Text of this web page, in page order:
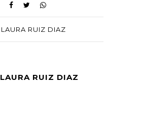
LAURA RUIZ DIAZ
LAURA RUIZ DIAZ